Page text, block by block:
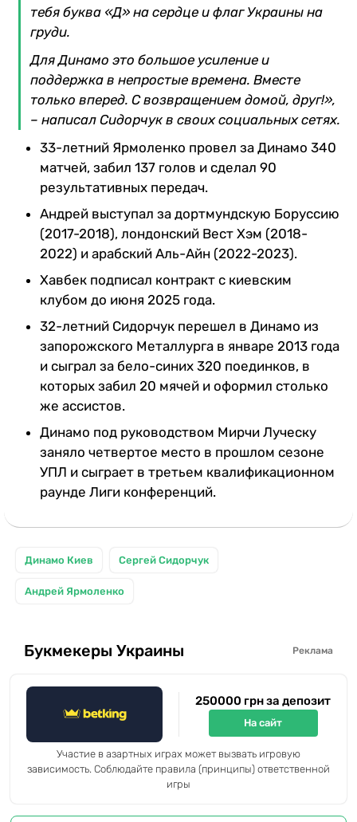
тебя буква «Д» на сердце и флаг Украины на
груди.
Для Динамо это большое усиление и
поддержка в непростые времена. Вместе
только вперед. С возвращением домой, друг!»,
– написал Сидорчук в своих социальных сетях.
33-летний Ярмоленко провел за Динамо 340
матчей, забил 137 голов и сделал 90
результативных передач.
Андрей выступал за дортмундскую Боруссию
(2017-2018), лондонский Вест Хэм (2018-
2022) и арабский Аль-Айн (2022-2023).
Хавбек подписал контракт с киевским
клубом до июня 2025 года.
32-летний Сидорчук перешел в Динамо из
запорожского Металлурга в январе 2013 года
и сыграл за бело-синих 320 поединков, в
которых забил 20 мячей и оформил столько
же ассистов.
Динамо под руководством Мирчи Луческу
заняло четвертое место в прошлом сезоне
УПЛ и сыграет в третьем квалификационном
раунде Лиги конференций.
Динамо Киев Сергей Сидорчук
Андрей Ярмоленко
Букмекеры Украины Реклама
250000 грн за депозит
На сайт
Участие в азартных играх может вызвать игровую
зависимость. Соблюдайте правила (принципы) ответственной
игры